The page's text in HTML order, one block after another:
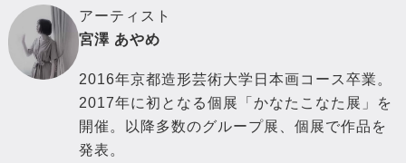
アーティスト
宮澤 あやめ
2016年京都造形芸術大学日本画コース卒業。
2017年に初となる個展「かなたこなた展」を
開催。以降多数のグループ展、個展で作品を
発表。